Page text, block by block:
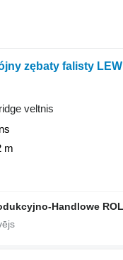
zębaty falisty LEW
veltnis
m